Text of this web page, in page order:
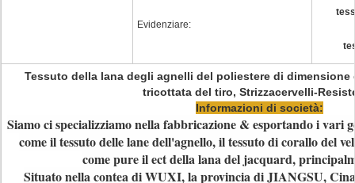
Evidenziare:
Tessuto della lana degli agnelli del poliestere di dimensione
tricottata del tiro, Strizzacervelli-
Informazioni di società:
Siamo ci specializziamo nella fabbricazione & esportando i vari
come il tessuto delle lane dell'agnello, il tessuto di corallo del
come pure il ect della lana del jacquard,
Situato nella contea di WUXI, la provincia di JIANGSU,